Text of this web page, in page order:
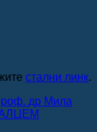
стални линк.
др Мила